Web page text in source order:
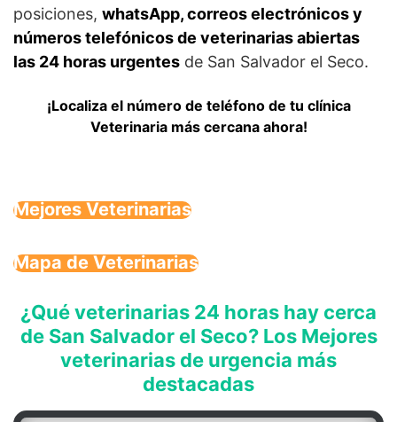
posiciones, whatsApp, correos electrónicos y
números telefónicos de veterinarias abiertas
las 24 horas urgentes de San Salvador el Seco.
¡Localiza el número de teléfono de tu clínica
Veterinaria más cercana ahora!
Mejores Veterinarias
Mapa de Veterinarias
¿Qué veterinarias 24 horas hay cerca
de San Salvador el Seco? Los Mejores
veterinarias de urgencia más
destacadas